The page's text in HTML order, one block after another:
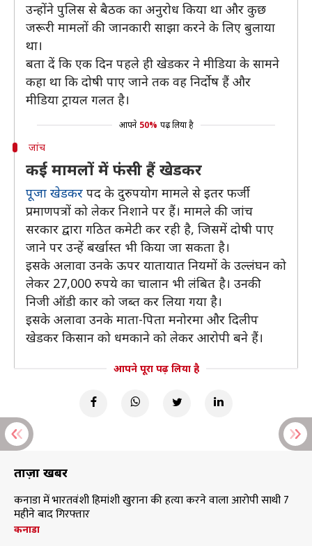
उन्होंने पुलिस से बैठक का अनुरोध किया था और कुछ
जरूरी मामलों की जानकारी साझा करने के लिए बुलाया
था।
बता दें कि एक दिन पहले ही खेडकर ने मीडिया के सामने
कहा था कि दोषी पाए जाने तक वह निर्दोष हैं और
मीडिया ट्रायल गलत है।
आपने 50% पढ़ लिया है
जांच
कई मामलों में फंसी हैं खेडकर
पूजा खेडकर पद के दुरुपयोग मामले से इतर फर्जी
प्रमाणपत्रों को लेकर निशाने पर हैं। मामले की जांच
सरकार द्वारा गठित कमेटी कर रही है, जिसमें दोषी पाए
जाने पर उन्हें बर्खास्त भी किया जा सकता है।
इसके अलावा उनके ऊपर यातायात नियमों के उल्लंघन को
लेकर 27,000 रुपये का चालान भी लंबित है। उनकी
निजी ऑडी कार को जब्त कर लिया गया है।
इसके अलावा उनके माता-पिता मनोरमा और दिलीप
खेडकर किसान को धमकाने को लेकर आरोपी बने हैं।
आपने पूरा पढ़ लिया है
ताज़ा खबरें
कनाडा में भारतवंशी हिमांशी खुराना की हत्या करने वाला आरोपी साथी 7
महीने बाद गिरफ्तार
कनाडा